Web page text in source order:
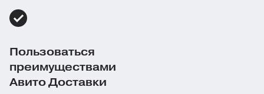
Пользоваться
преимуществами
Авито Доставки